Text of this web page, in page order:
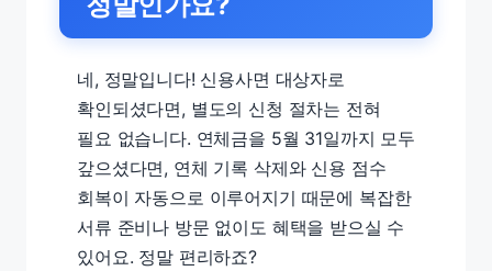
네, 정말입니다! 신용사면 대상자로
확인되셨다면, 별도의 신청 절차는 전혀
필요 없습니다. 연체금을 5월 31일까지 모두
갚으셨다면, 연체 기록 삭제와 신용 점수
회복이 자동으로 이루어지기 때문에 복잡한
서류 준비나 방문 없이도 혜택을 받으실 수
있어요. 정말 편리하죠?